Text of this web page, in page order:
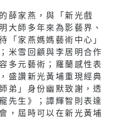
薛家燕，與「新光戲
大師多年來為影藝界、
「家燕媽媽藝術中心」
米雪回顧與李居明合作
多元藝術；羅蘭感性表
盛讚新光黃埔重現經典
弟」身份幽默致謝，透
先生》；譚輝智則表達
，屆時可以在新光黃埔